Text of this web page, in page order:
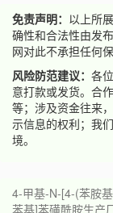
免责声明： 以上所
确性和合法性由发
网对此不承担任何
风险防范建议： 各
意打款或发货。合
等；涉及资金往来
示信息的权利；我
境。
4-甲基-N-[4-(苯胺
苯基]苯磺酰胺生产